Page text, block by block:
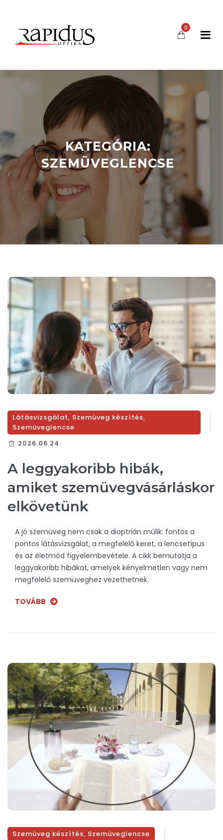
0
KATEGÓRIA:
SZEMÜVEGLENCSE
Látásvizsgálat, Szemüveg készítés,
Szemüveglencse
2026.06.24.
A leggyakoribb hibák,
amiket szemüvegvásárláskor
elkövetünk
A jó szemüveg nem csak a dioptrián múlik: fontos a
pontos látásvizsgálat, a megfelelő keret, a lencsetípus
és az életmód figyelembevétele. A cikk bemutatja a
leggyakoribb hibákat, amelyek kényelmetlen vagy nem
megfelelő szemüveghez vezethetnek.
TOVÁBB
Szemüveg készítés, Szemüveglencse